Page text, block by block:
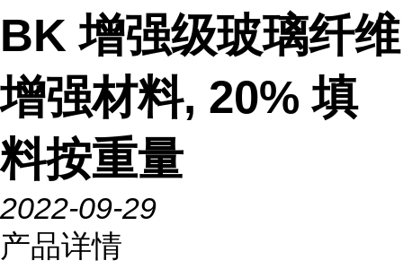
BK 增强级玻璃纤维
增强材料, 20% 填
料按重量
2022-09-29
产品详情